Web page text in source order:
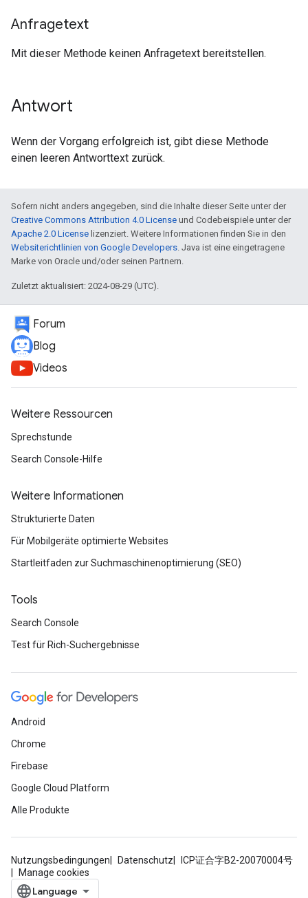
Anfragetext
Mit dieser Methode keinen Anfragetext bereitstellen.
Antwort
Wenn der Vorgang erfolgreich ist, gibt diese Methode
einen leeren Antworttext zurück.
Sofern nicht anders angegeben, sind die Inhalte dieser Seite unter der
Creative Commons Attribution 4.0 License und Codebeispiele unter der
Apache 2.0 License lizenziert. Weitere Informationen finden Sie in den
Websiterichtlinien von Google Developers. Java ist eine eingetragene
Marke von Oracle und/oder seinen Partnern.
Zuletzt aktualisiert: 2024-08-29 (UTC).
Forum
Blog
Videos
Weitere Ressourcen
Sprechstunde
Search Console-Hilfe
Weitere Informationen
Strukturierte Daten
Für Mobilgeräte optimierte Websites
Startleitfaden zur Suchmaschinenoptimierung (SEO)
Tools
Search Console
Test für Rich-Suchergebnisse
Android
Chrome
Firebase
Google Cloud Platform
Alle Produkte
Nutzungsbedingungen Datenschutz
ICP证合字B2-20070004号
Manage cookies